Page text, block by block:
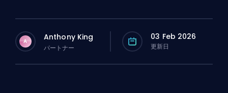
A Anthony King
パートナー
03 Feb 2026
更新日